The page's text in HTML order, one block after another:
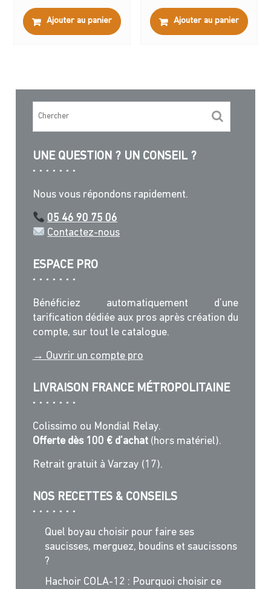
Ajouter au panier Ajouter au panier
UNE QUESTION ? UN CONSEIL ?
Nous vous répondons rapidement.
05 46 90 75 06
Contactez-nous
ESPACE PRO
Bénéficiez automatiquement d’une
tarification dédiée aux pros après création du
compte, sur tout le catalogue.
→ Ouvrir un compte pro
LIVRAISON FRANCE MÉTROPOLITAINE
Colissimo ou Mondial Relay.
Offerte dès 100 € d’achat (hors matériel).
Retrait gratuit à Varzay (17).
NOS RECETTES & CONSEILS
Quel boyau choisir pour faire ses
saucisses, merguez, boudins et saucissons
?
Hachoir COLA-12 : Pourquoi choisir ce